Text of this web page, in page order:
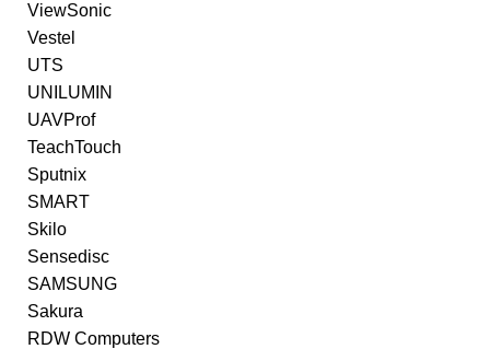
ViewSonic
Vestel
UTS
UNILUMIN
UAVProf
TeachTouch
Sputnix
SMART
Skilo
Sensedisc
SAMSUNG
Sakura
RDW Computers